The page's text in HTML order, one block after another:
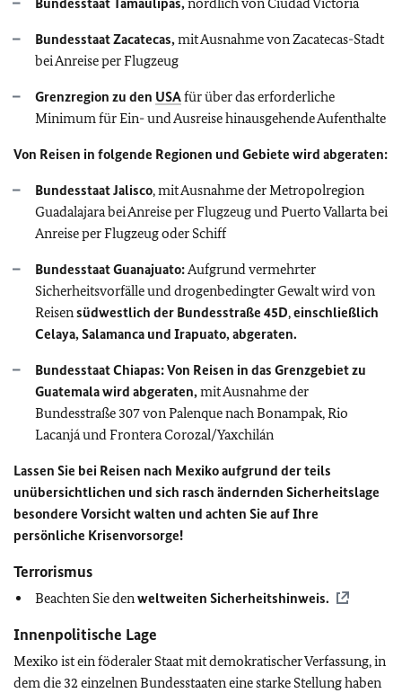
Bundesstaat Zacatecas,mit Ausnahme von Zacatecas-Stadt
bei Anreise per Flugzeug
Grenzregion zu den USAfür über das erforderliche
Minimum für Ein- und Ausreise hinausgehende Aufenthalte
Von Reisen in folgende Regionen und Gebiete wird abgeraten:
Bundesstaat Jalisco, mit Ausnahme der Metropolregion
Guadalajara bei Anreise per Flugzeug und Puerto Vallarta bei
Anreise per Flugzeug oder Schiff
Bundesstaat Guanajuato:Aufgrund vermehrter
Sicherheitsvorfälle und drogenbedingter Gewalt wird von
Reisensüdwestlich der Bundesstraße 45D,einschließlich
Celaya, Salamanca und Irapuato, abgeraten.
Bundesstaat Chiapas: Von Reisen in das Grenzgebiet zu
Guatemala wird abgeraten,mit Ausnahme der
Bundesstraße 307 von Palenque nach Bonampak, Rio
Lacanjá und Frontera Corozal/Yaxchilán
Lassen Sie bei Reisen nach Mexiko aufgrund der teils
unübersichtlichen und sich rasch ändernden Sicherheitslage
besondere Vorsicht walten und achten Sie auf Ihre
persönliche Krisenvorsorge!
Terrorismus
Beachten Sie denweltweiten Sicherheitshinweis.
Innenpolitische Lage
Mexiko ist ein föderaler Staat mit demokratischer Verfassung, in
dem die 32 einzelnen Bundesstaaten eine starke Stellung haben